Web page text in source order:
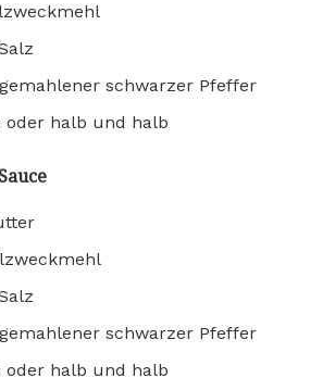
schwarzer Pfeffer
oder halb und halb
schwarzer Pfeffer
oder halb und halb